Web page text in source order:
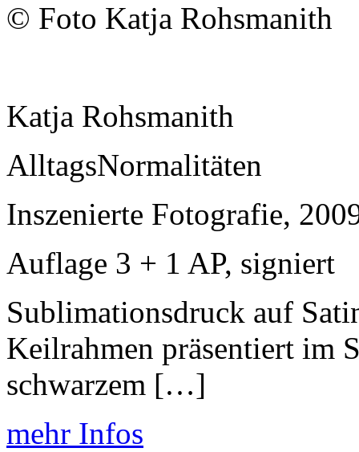
© Foto Katja Rohsmanith
Katja Rohsmanith
AlltagsNormalitäten
Inszenierte Fotografie,
Auflage 3 + 1 AP, signiert
Sublimationsdruck auf
Keilrahmen präsentiert im
schwarzem […]
mehr Infos